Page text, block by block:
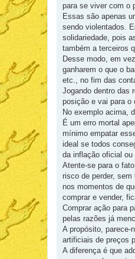
para se viver com o
Essas são apenas
sendo violentados.
solidariedade, pois
também a terceiros
Desse modo, em
ganharem o que o
etc., no fim das
Jogando dentro das
posição e vai para o
No exemplo acima,
É um erro mortal
mínimo empatar
ideal se todos
da inflação oficial ou
Atente-se para o
risco de perder,
nos momentos de
comprar e vender,
Comprar ação para
pelas razões já
A propósito, parece-
artificiais de preços
A diferença é que